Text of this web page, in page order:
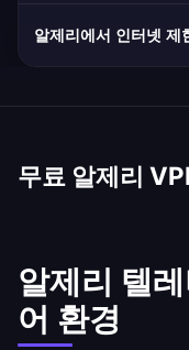
속도를 제공합니
을 위해 속도 손
알제리에서 인터넷 제
인터넷 접속을
기적으로 차단합
에 접속할 수 있
무료 알제리
알제리 텔
어 환경